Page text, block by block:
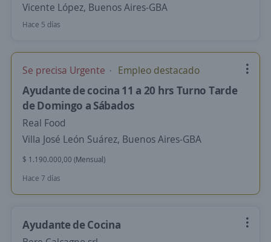
Vicente López, Buenos Aires-GBA
Hace 5 días
Se precisa Urgente Empleo destacado
Ayudante de cocina 11 a 20 hrs Turno Tarde
de Domingo a Sábados
Real Food
Villa José León Suárez, Buenos Aires-GBA
$ 1.190.000,00 (Mensual)
Hace 7 días
Ayudante de Cocina